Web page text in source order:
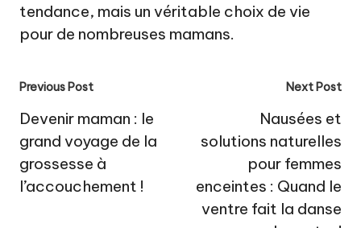
tendance, mais un véritable choix de vie
pour de nombreuses mamans.
Post
navigation
Previous Post
Devenir maman : le
grand voyage de la
grossesse à
l’accouchement !
Next Post
Nausées et
solutions naturelles
pour femmes
enceintes : Quand le
ventre fait la danse